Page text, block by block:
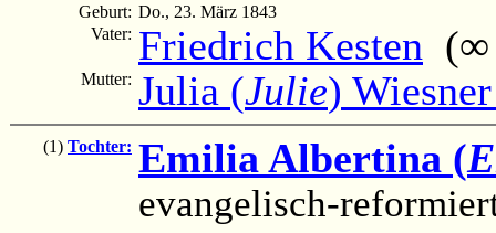
Geburt: Do., 23. März 1843
Vater: Friedrich Kesten (∞
Mutter: Julia (Julie)
(1) Tochter: Emilia Albertina (
evangelisch-